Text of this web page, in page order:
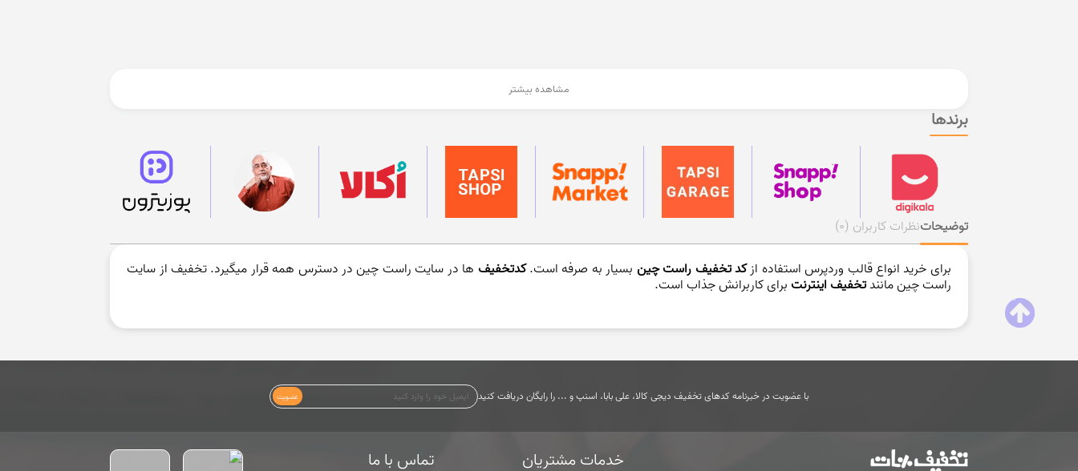
مشاهده بیشتر
برندها
توضیحاتنظرات کاربران (0)
برای خرید انواعقالب وردپرس استفاده ازکد تخفیف راست چین بسیار به صرفه است.کدتخفیف ها در سایت راست چین در دسترس همه قرار میگیرد. تخفیف از سایت
راست چین مانندتخفیف اینترنت برای کاربرانش جذاب است.
با عضویت در خبرنامه کدهای تخفیف دیجی کالا، علی بابا، اسنپ و ... را رایگان دریافت کنید عضویت
خدمات مشتریان تماس با ما